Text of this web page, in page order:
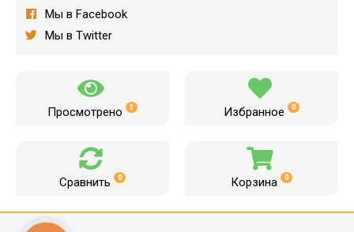
Мы в Facebook
Мы в Twitter
Просмотрено 1 Избранное 0
Сравнить 0 Корзина 0